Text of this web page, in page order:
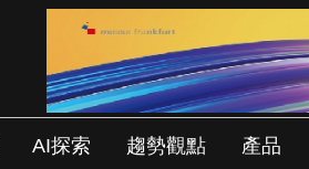
AI探索 趨勢觀點 產品